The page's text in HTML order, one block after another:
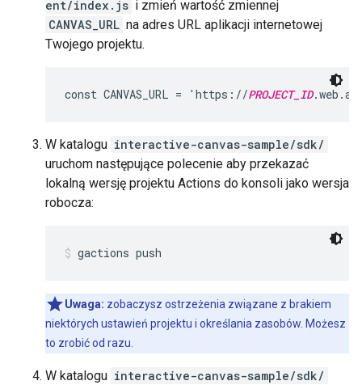
ent/index.js i zmień wartość zmiennej
CANVAS_URL na adres URL aplikacji internetowej
Twojego projektu.
const CANVAS_URL = 'https://PROJECT_ID
W katalogu interactive-canvas-sample/sdk/
uruchom następujące polecenie aby przekazać
lokalną wersję projektu Actions do konsoli jako wersja
robocza:
gactions push
Uwaga: zobaczysz ostrzeżenia związane z brakiem
niektórych ustawień projektu i określania zasobów. Możesz
to zrobić od razu.
W katalogu interactive-canvas-sample/sdk/